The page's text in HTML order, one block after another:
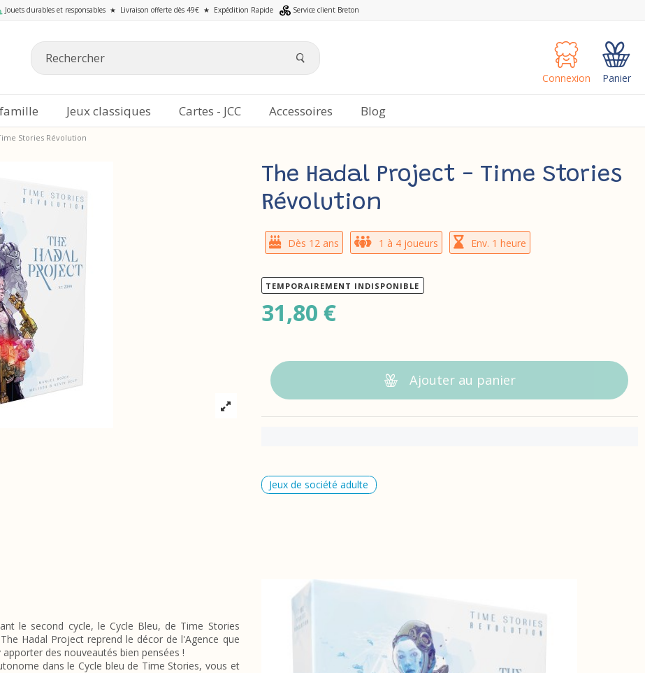
Jouets durables et responsables ★ Livraison offerte dès 49€ ★ Expédition Rapide Service client Breton
Connexion Panier
Jeux classiques Cartes - JCC Accessoires Blog
Stories Révolution
The Hadal Project - Time Stories
Révolution
Dès 12 ans 1 à 4 joueurs Env. 1 heure
TEMPORAIREMENT INDISPONIBLE
31,80 €
Ajouter au panier
Jeux de société adulte
le second cycle, le Cycle Bleu, de Time Stories
Hadal Project reprend le décor de l'Agence que
des nouveautés bien pensées !
dans le Cycle bleu de Time Stories, vous et